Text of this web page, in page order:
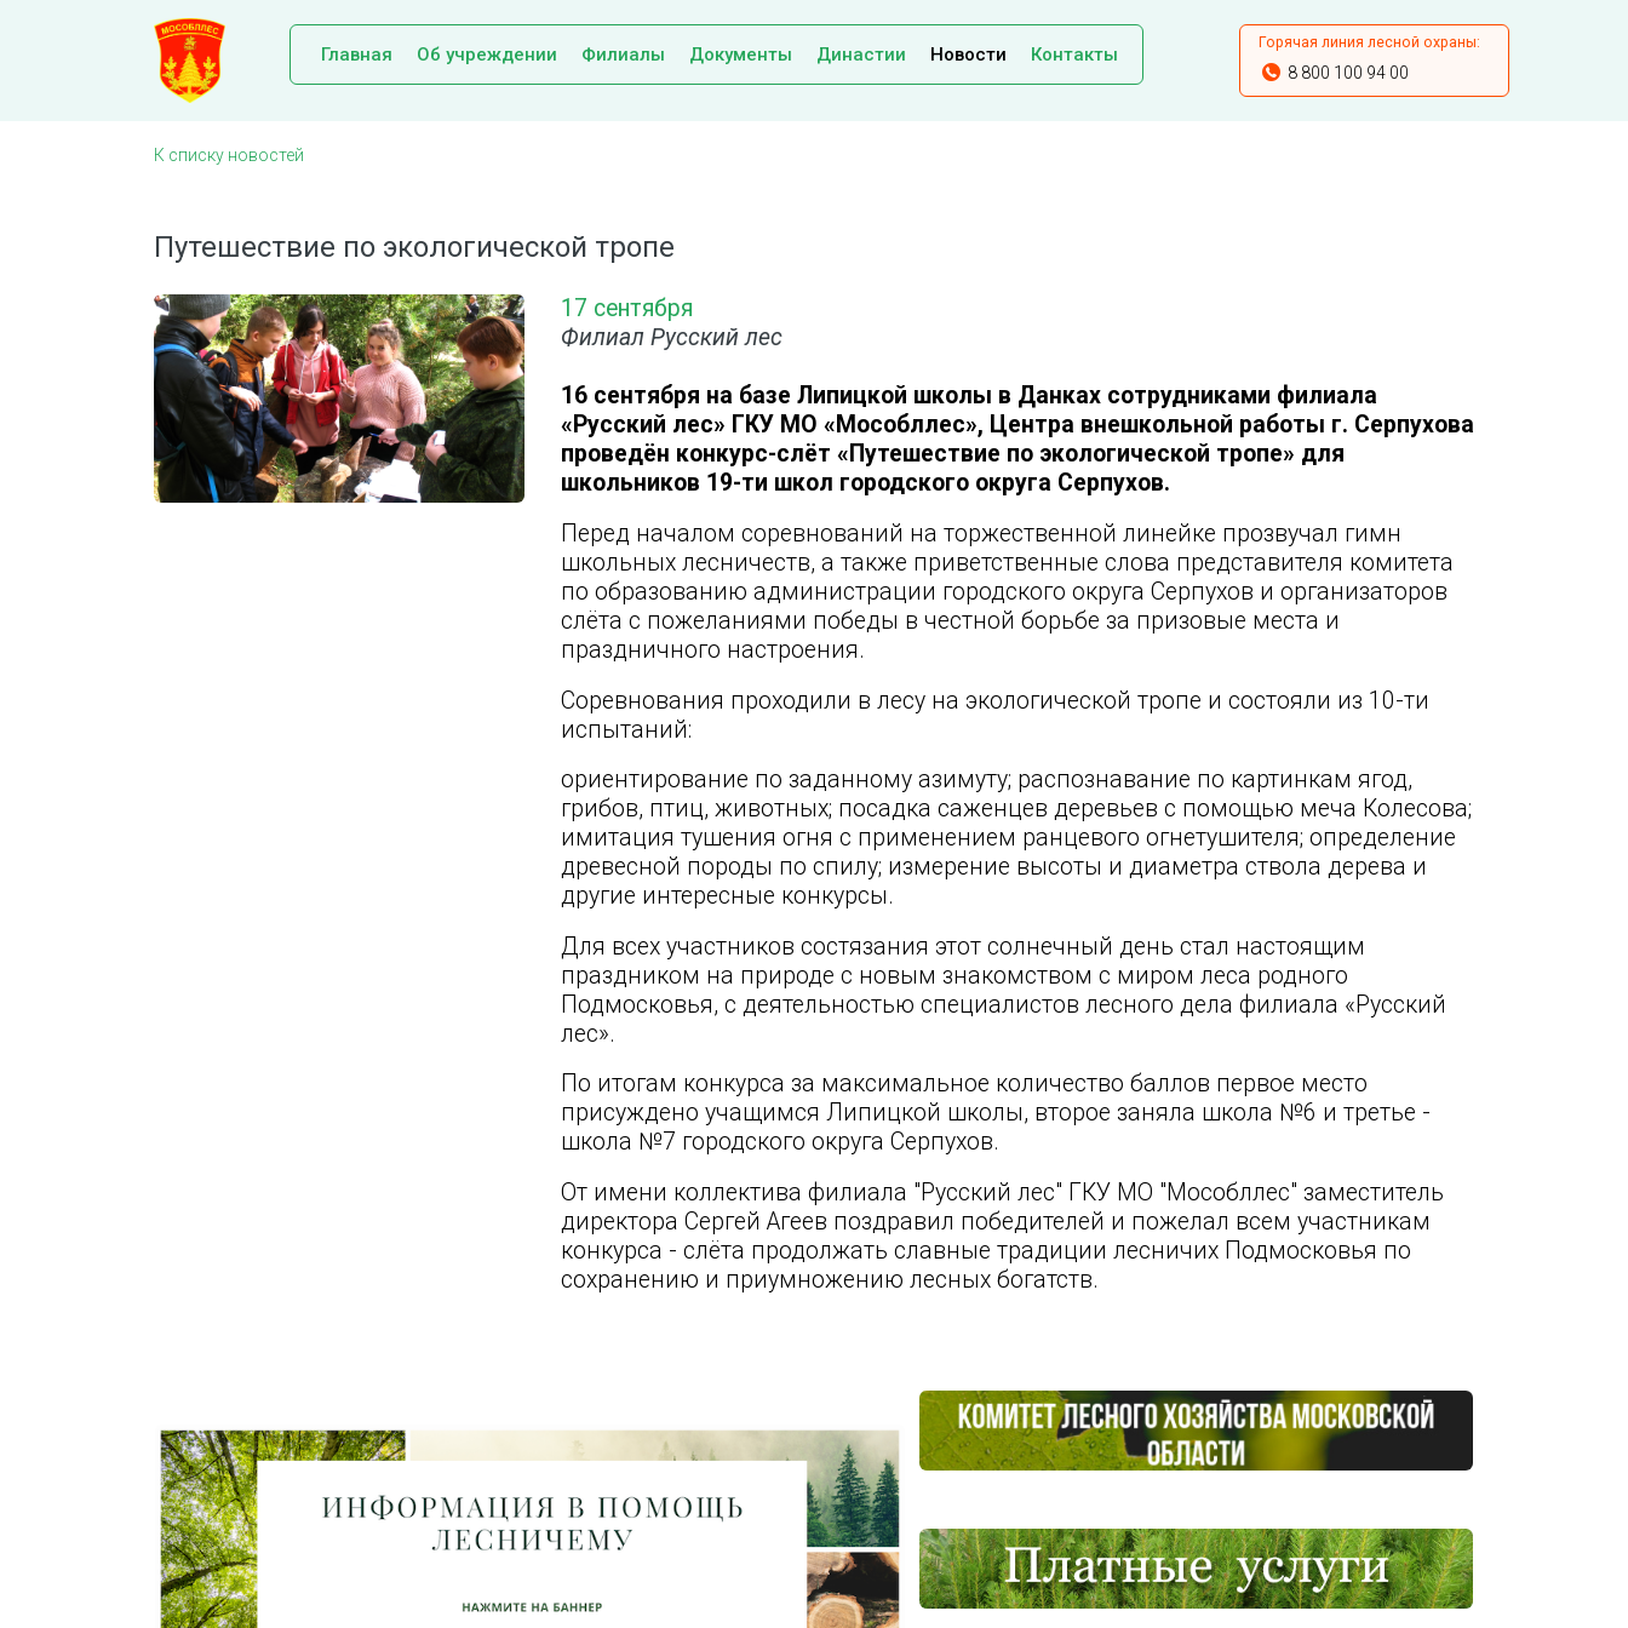
Главная Об учреждении Филиалы Документы Династии Новости Контакты
Горячая линия лесной охраны:
8 800 100 94 00
К списку новостей
Путешествие по экологической тропе
17 сентября
Филиал Русский лес
16 сентября на базе Липицкой школы в Данках сотрудниками филиала
«Русский лес» ГКУ МО «Мособллес», Центра внешкольной работы г. Серпухова
проведён конкурс-слёт «Путешествие по экологической тропе» для
школьников 19-ти школ городского округа Серпухов.
Перед началом соревнований на торжественной линейке прозвучал гимн
школьных лесничеств, а также приветственные слова представителя комитета
по образованию администрации городского округа Серпухов и организаторов
слёта с пожеланиями победы в честной борьбе за призовые места и
праздничного настроения.
Соревнования проходили в лесу на экологической тропе и состояли из 10-ти
испытаний:
ориентирование по заданному азимуту; распознавание по картинкам ягод,
грибов, птиц, животных; посадка саженцев деревьев с помощью меча Колесова;
имитация тушения огня с применением ранцевого огнетушителя; определение
древесной породы по спилу; измерение высоты и диаметра ствола дерева и
другие интересные конкурсы.
Для всех участников состязания этот солнечный день стал настоящим
праздником на природе с новым знакомством с миром леса родного
Подмосковья, с деятельностью специалистов лесного дела филиала «Русский
лес».
По итогам конкурса за максимальное количество баллов первое место
присуждено учащимся Липицкой школы, второе заняла школа №6 и третье -
школа №7 городского округа Серпухов.
От имени коллектива филиала "Русский лес" ГКУ МО "Мособллес" заместитель
директора Сергей Агеев поздравил победителей и пожелал всем участникам
конкурса - слёта продолжать славные традиции лесничих Подмосковья по
сохранению и приумножению лесных богатств.